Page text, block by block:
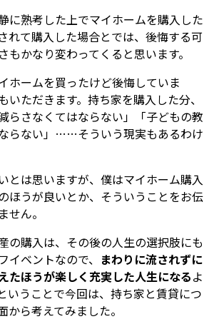
に熟考した上でマイホームを購入した
れて購入した場合とでは、後悔する可
もかなり変わってくると思います。
ホームを買ったけど後悔していま
ただきます。持ち家を購入した分、
らさなくてはならない」「子どもの教
らない」……そういう現実もあるわけ
とは思いますが、僕はマイホーム購入
ほうが良いとか、そういうことをお伝
せん。
の購入は、その後の人生の選択肢にも
ベントなので、 まわりに流されずに
たほうが楽しく充実した人生になるよ
いうことで今回は、持ち家と賃貸につ
から考えてみました。